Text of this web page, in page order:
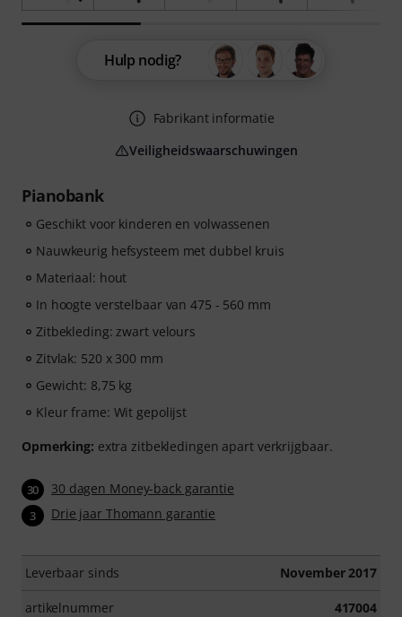
Pianobank
Geschikt voor kinderen en volwassenen
Nauwkeurig hefsysteem met dubbel kruis
Materiaal: hout
In hoogte verstelbaar van 475 - 560 mm
Zitbekleding: zwart velours
Zitvlak: 520 x 300 mm
Gewicht: 8,75 kg
Kleur frame: Wit gepolijst
Opmerking: extra zitbekledingen apart verkrijgbaar.
30 30 dagen Money-back garantie
3 Drie jaar Thomann garantie
Leverbaar sinds November 2017
artikelnummer 417004
Hulp nodig?
Fabrikant informatie
Veiligheidswaarschuwingen